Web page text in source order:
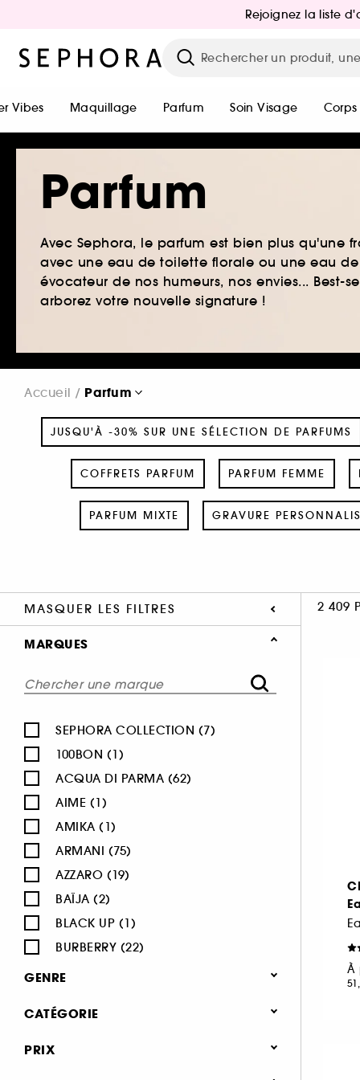
Rejoignez la liste
Vibes Maquillage Parfum Soin Visage Corps
Parfum
Avec Sephora, le parfum est bien plus qu'une
avec une eau de toilette florale ou une eau
évocateur de nos humeurs, nos envies... Best-
arborez votre nouvelle signature !
Accueil Parfum
JUSQU'À -30% SUR UNE SÉLECTION DE PARFUMS
COFFRETS PARFUM PARFUM FEMME
PARFUM MIXTE GRAVURE
MASQUER LES FILTRES 2 409
MARQUES
SEPHORA COLLECTION (7)
100BON (1)
ACQUA DI PARMA (62)
AIME (1)
AMIKA (1)
ARMANI (75)
AZZARO (19)
BAÏJA (2)
BLACK UP (1)
BURBERRY (22)
BVLGARI (12)
CACHAREL (24)
GENRE
Femme (1380)
Mixte (494)
CATÉGORIE
Parfum
PRIX
À